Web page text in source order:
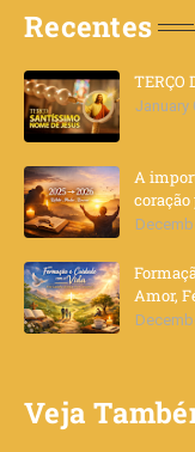
Recentes
TERÇO
January
A
coração
Amor,
Veja